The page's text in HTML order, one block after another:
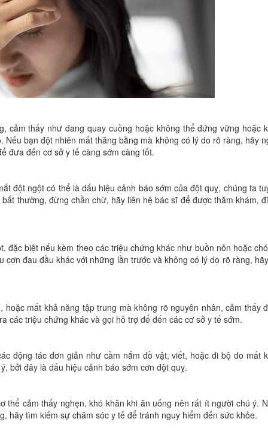
cảm thấy như đang quay cuồng hoặc không thể đứng vững hoặc
bạn đột nhiên mất thăng bằng mà không có lý do rõ ràng, hãy
đưa đến cơ sở y tế càng sớm càng tốt.
đột ngột có thể là dấu hiệu cảnh báo sớm của đột quỵ, chúng ta
thường, đừng chần chừ, hãy liên hệ bác sĩ để được thăm khám,
đặc biệt nếu kèm theo các triệu chứng khác như buồn nôn hoặc
đau đầu khác với những lần trước và không có lý do rõ ràng,
mất khả năng tập trung mà không rõ nguyên nhân, cảm thấy
các triệu chứng khác và gọi hỗ trợ để đến các cơ sở y tế sớm.
động tác đơn giản như cầm nắm đồ vật, viết, hoặc đi bộ do mất
bởi đây là dấu hiệu cảnh báo sớm cơn đột quỵ.
thể cảm thấy nghẹn, khó khăn khi ăn uống nên rất ít người chú ý.
hãy tìm kiếm sự chăm sóc y tế để tránh nguy hiểm đến sức khỏe.